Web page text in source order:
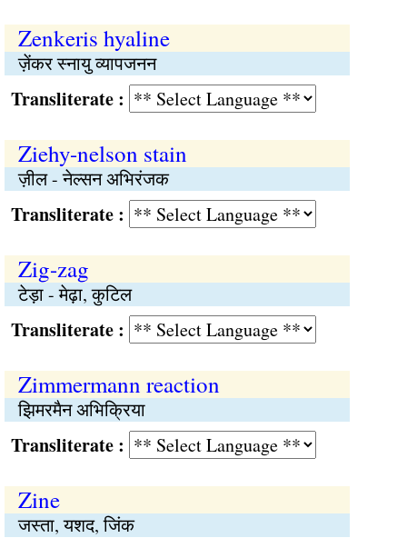
Zenkeris hyaline
ज़ेंकर स्‍नायु व्यापजनन
:
Ziehy-nelson stain
ज़ील - नेल्सन अभिरंजक
:
Zig-zag
टेड़ा - मेढ़ा, कुटिल
:
Zimmermann reaction
झिमरमैन अभिक्रिया
:
Zine
जस्ता, यशद, जिंक